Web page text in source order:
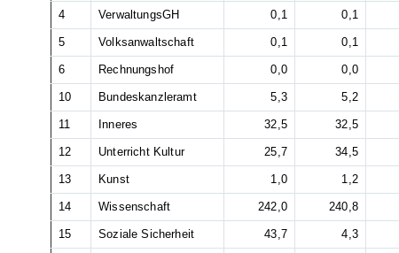
4 VerwaltungsGH 0,1 0,1
5 Volksanwaltschaft 0,1 0,1
6 Rechnungshof 0,0 0,0
10 Bundeskanzleramt 5,3 5,2
11 Inneres 32,5 32,5
12 Unterricht Kultur 25,7 34,5
13 Kunst 1,0 1,2
14 Wissenschaft 242,0 240,8
15 Soziale Sicherheit 43,7 4,3